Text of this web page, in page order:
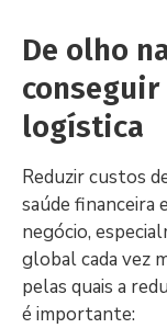
De olho
logística
Reduzir custos
saúde financeira
negócio,
global cada vez
pelas quais a
é importante: